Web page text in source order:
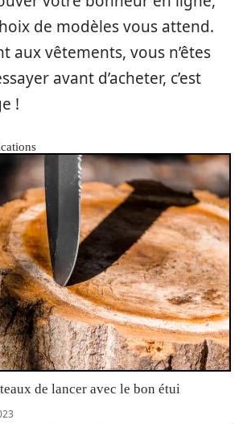
de modèles vous attend.
aux vêtements, vous n’êtes
avant d’acheter, c’est
!
de lancer avec le bon étui